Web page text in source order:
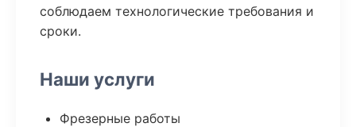
соблюдаем технологические требования и
сроки.
Наши услуги
Фрезерные работы